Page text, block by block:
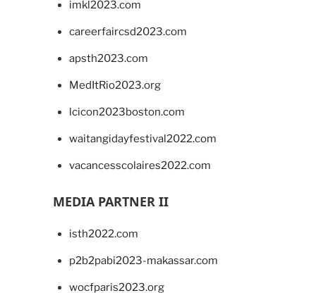
imkl2023.com
careerfaircsd2023.com
apsth2023.com
MedItRio2023.org
lcicon2023boston.com
waitangidayfestival2022.com
vacancesscolaires2022.com
MEDIA PARTNER II
isth2022.com
p2b2pabi2023-makassar.com
wocfparis2023.org